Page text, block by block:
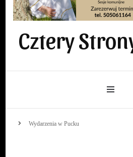
Cztery
Wydarzenia w Pucku